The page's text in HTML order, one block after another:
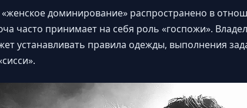
доминирование» распространено в
часто принимает на себя роль «госпожи».
устанавливать правила одежды, выполнения